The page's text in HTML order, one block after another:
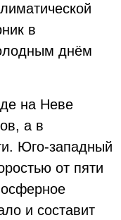
в
днём
на Неве
а в
Юго-западный
от пяти
и составит